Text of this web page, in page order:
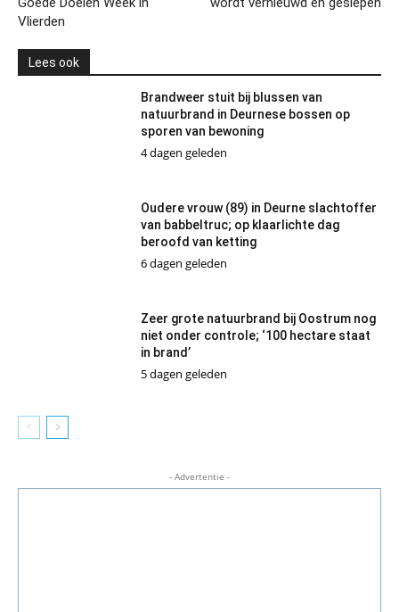
Vlierden
Lees ook
Brandweer stuit bij blussen van
natuurbrand in Deurnese bossen op
sporen van bewoning
4 dagen geleden
Oudere vrouw (89) in Deurne slachtoffer
van babbeltruc; op klaarlichte dag
beroofd van ketting
6 dagen geleden
Zeer grote natuurbrand bij Oostrum nog
niet onder controle; ‘100 hectare staat
in brand’
5 dagen geleden
- Advertentie -